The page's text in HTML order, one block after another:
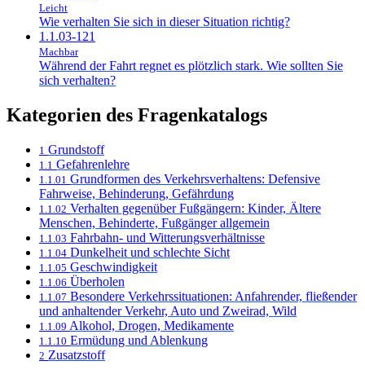
Leicht
Wie verhalten Sie sich in dieser Situation richtig?
1.1.03-121
Machbar
Während der Fahrt regnet es plötzlich stark. Wie sollten Sie
sich verhalten?
Kategorien des Fragenkatalogs
1 Grundstoff
1.1 Gefahrenlehre
1.1.01 Grundformen des Verkehrsverhaltens: Defensive
Fahrweise, Behinderung, Gefährdung
1.1.02 Verhalten gegenüber Fußgängern: Kinder, Ältere
Menschen, Behinderte, Fußgänger allgemein
1.1.03 Fahrbahn- und Witterungsverhältnisse
1.1.04 Dunkelheit und schlechte Sicht
1.1.05 Geschwindigkeit
1.1.06 Überholen
1.1.07 Besondere Verkehrssituationen: Anfahrender, fließender
und anhaltender Verkehr, Auto und Zweirad, Wild
1.1.09 Alkohol, Drogen, Medikamente
1.1.10 Ermüdung und Ablenkung
2 Zusatzstoff